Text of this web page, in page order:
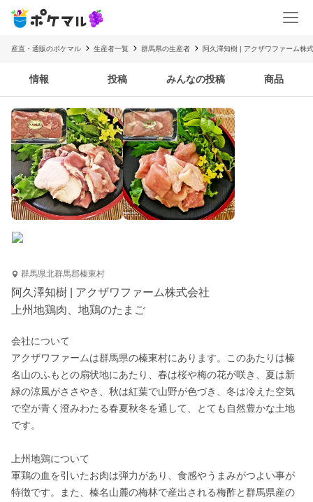
産直・通販のポケマル 生産者一覧 群馬県の生産者 阿久澤知樹 | アクザワファーム株
情報 投稿 みんなの投稿 商品
群馬県北群馬郡榛東村
阿久澤知樹 | アクザワファーム株式会社
上州地鶏肉、地鶏のたまご
会社について
アクザワファームは群馬県の榛東村にあります。このあたりは榛
名山のふもとの扇状地にあたり、春は桜や梅の花が咲き、夏は新
緑の涼風がささやき、秋は紅葉で山野が色づき、冬は冷えた空気
で空が青く澄みわたる春夏秋冬を通して、とても自然豊かな土地
です。
上州地鶏について
軍鶏の血を引いたお肉は弾力があり、食感やうまみがつよい事が
特徴です。また、榛名山麓の梅林で産出される梅酢と群馬県産の